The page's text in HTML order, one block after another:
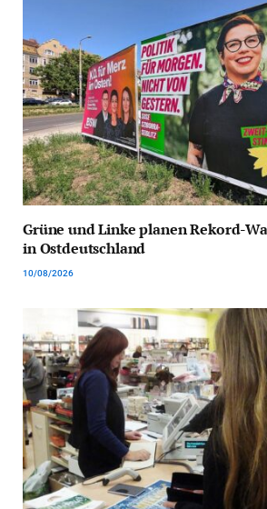
Grüne und Linke planen Rekord-
in Ostdeutschland
10/08/2026